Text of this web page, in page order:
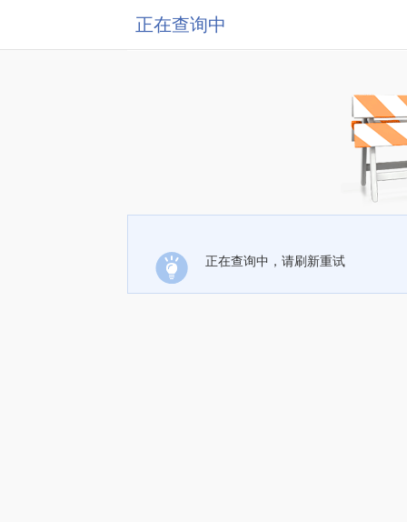
正在查询中
正在查询中，请刷新重试